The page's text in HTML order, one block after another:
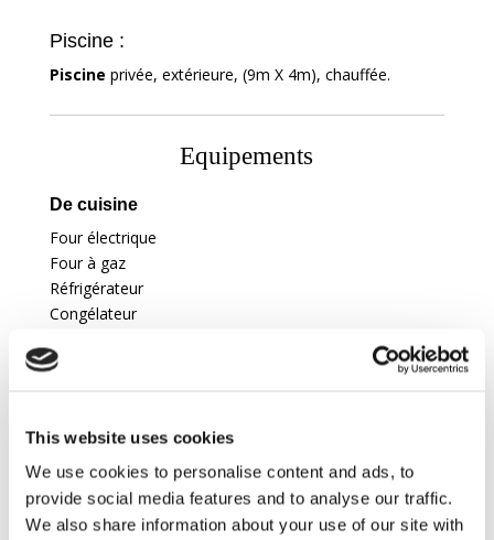
This website uses cookies
We use cookies to personalise content and ads, to
provide social media features and to analyse our traffic.
We also share information about your use of our site with
Piscine :
Piscine privée, extérieure, (9m X 4m), chauffée.
Equipements
De cuisine
Four électrique
Four à gaz
Réfrigérateur
Congélateur
Cafetière Nespresso
Lave vaisselle
Barbecue
Table de cuisson à gaz
Bouilloire